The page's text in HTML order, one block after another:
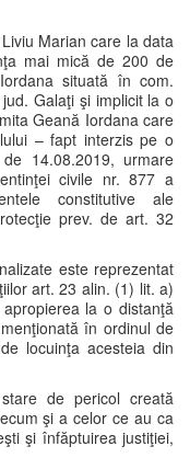
Marian care la data
mai mică de 200 de
situată în com.
Galaţi şi implicit la o
Geană Iordana care
– fapt interzis pe o
14.08.2019, urmare
civile nr. 877 a
constitutive ale
prev. de art. 32
este reprezentat
art. 23 alin. (1) lit. a)
la o distanţă
în ordinul de
locuinţa acesteia din
de pericol creată
şi a celor ce au ca
şi înfăptuirea justiţiei,